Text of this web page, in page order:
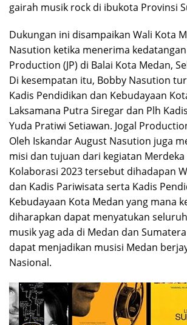
gairah musik rock di ibukota Provinsi
Dukungan ini disampaikan Wali Kota
Nasution ketika menerima kedatangan
Production (JP) di Balai Kota Medan,
Di kesempatan itu, Bobby Nasution
Kadis Pendidikan dan Kebudayaan
Laksamana Putra Siregar dan Plh
Yuda Pratiwi Setiawan. Jogal
Oleh Iskandar August Nasution juga
misi dan tujuan dari kegiatan Merdeka
Kolaborasi 2023 tersebut dihadapan
dan Kadis Pariwisata serta Kadis
Kebudayaan Kota Medan yang mana
diharapkan dapat menyatukan
musik yag ada di Medan dan
dapat menjadikan musisi Medan
Nasional.